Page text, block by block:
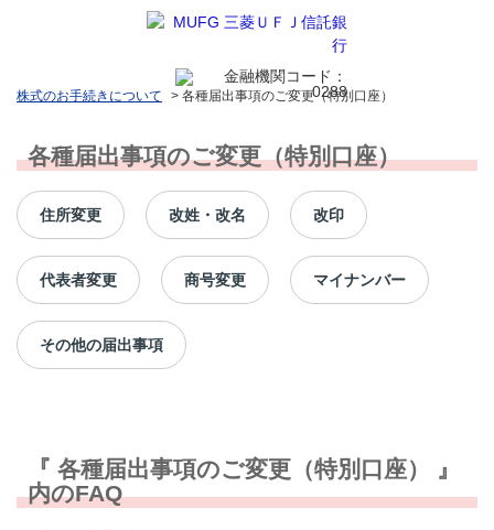
株式のお手続きについて > 各種届出事項のご変更（特別口座）
各種届出事項のご変更（特別口座）
住所変更 改姓・改名 改印
代表者変更 商号変更 マイナンバー
その他の届出事項
『 各種届出事項のご変更（特別口座） 』
内のFAQ